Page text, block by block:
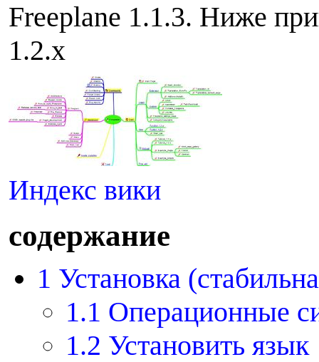
Freeplane 1.1.3. Ниже
1.2.x
Индекс вики
содержание
1 Установка
1.1 Операционные
1.2 Установить язык